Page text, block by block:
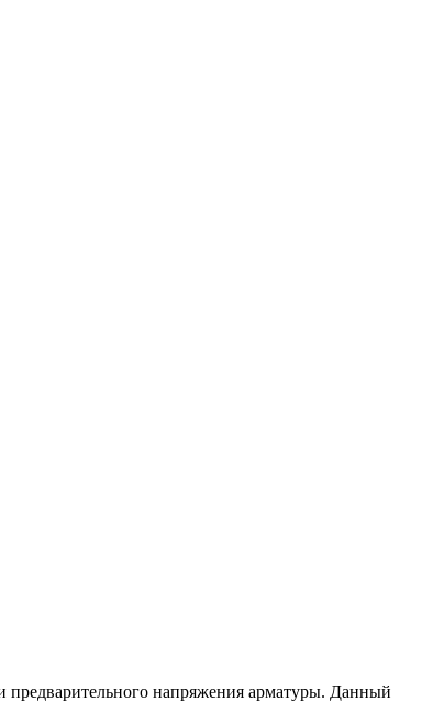
напряжения арматуры. Данный